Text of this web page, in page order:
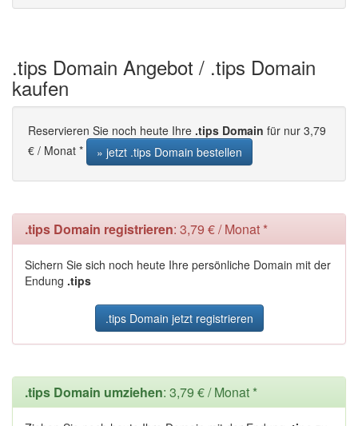
.tips Domain Angebot / .tips Domain
kaufen
Reservieren Sie noch heute Ihre .tips Domain für nur 3,79
€ / Monat *
» jetzt .tips Domain bestellen
.tips Domain registrieren: 3,79 € / Monat *
Sichern Sie sich noch heute Ihre persönliche Domain mit der
Endung .tips
.tips Domain jetzt registrieren
.tips Domain umziehen: 3,79 € / Monat *